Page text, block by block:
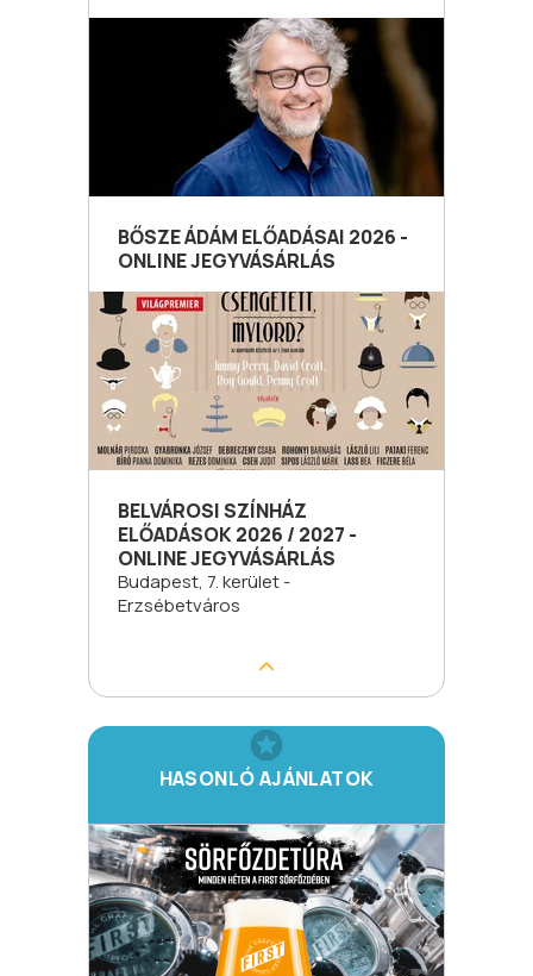
BŐSZE ÁDÁM ELŐADÁSAI 2026 -
ONLINE JEGYVÁSÁRLÁS
BELVÁROSI SZÍNHÁZ
ELŐADÁSOK 2026 / 2027 -
ONLINE JEGYVÁSÁRLÁS
Budapest, 7. kerület -
Erzsébetváros
HASONLÓ AJÁNLATOK